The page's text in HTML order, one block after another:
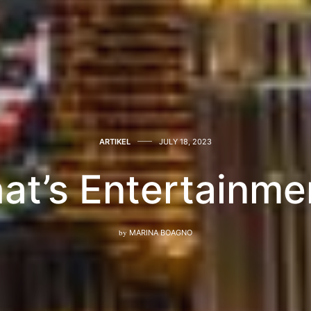
ARTIKEL JULY 18, 2023
by MARINA BOAGNO